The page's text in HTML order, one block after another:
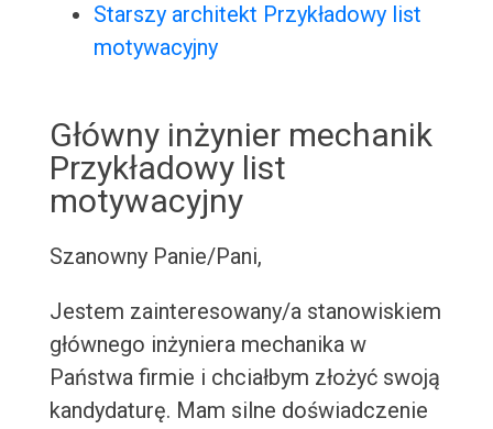
Starszy architekt Przykładowy list
motywacyjny
Główny inżynier mechanik
Przykładowy list
motywacyjny
Szanowny Panie/Pani,
Jestem zainteresowany/a stanowiskiem
głównego inżyniera mechanika w
Państwa firmie i chciałbym złożyć swoją
kandydaturę. Mam silne doświadczenie